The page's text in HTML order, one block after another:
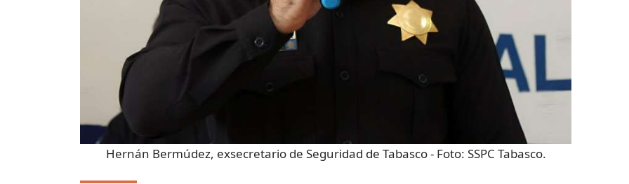
Hernán Bermúdez, exsecretario de Seguridad de Tabasco- Foto: SSPC Tabasco.